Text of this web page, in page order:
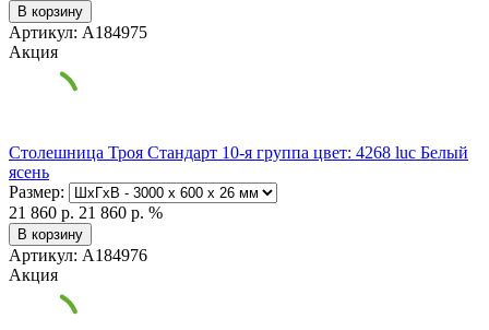
В корзину
Артикул: А184975
Акция
Столешница Троя Стандарт 10-я группа цвет: 4268 luc Белый
ясень
Размер:
21 860 р. 21 860 р. %
В корзину
Артикул: А184976
Акция